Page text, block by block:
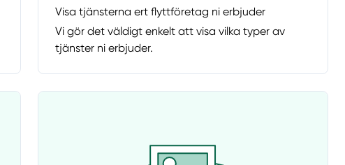
Visa tjänsterna ert flyttföretag ni erbjuder
Vi gör det väldigt enkelt att visa vilka typer av
tjänster ni erbjuder.